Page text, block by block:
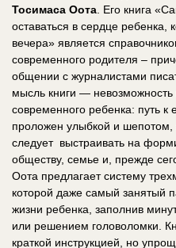
Тосимаса Оота . Его книга
оставаться в сердце ребенка,
вечера» является
современного родителя –
общении с журналистами
мысль книги — невозможность
современного ребенка: путь к
проложен улыбкой и шепотом,
следует выстраивать на
обществу, семье и, прежде
Оота предлагает систему
которой даже самый занятый
жизни ребенка, заполнив
или решением головоломки.
краткой инструкцией, но